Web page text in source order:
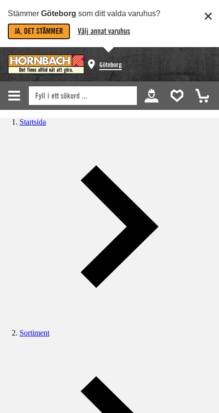
Stämmer Göteborg som ditt valda varuhus?
JA, DET STÄMMER Välj annat varuhus
Göteborg
Startsida
Sortiment